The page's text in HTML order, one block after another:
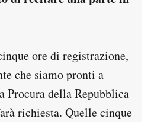
ore di registrazione,
che siamo pronti a
Procura della Repubblica
richiesta. Quelle cinque